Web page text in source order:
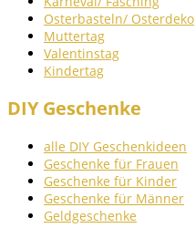
Osterbasteln/ Osterdeko
Muttertag
Valentinstag
Kindertag
DIY Geschenke
alle DIY Geschenkideen
Geschenke für Frauen
Geschenke für Kinder
Geschenke für Männer
Geldgeschenke